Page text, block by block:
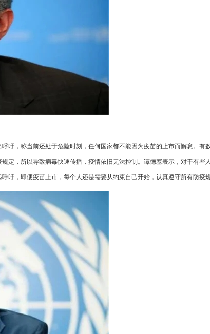
吁，称当前还处于危险时刻，任何国家都不能因为疫苗的上市而懈怠。有
定，所以导致病毒快速传播，疫情依旧无法控制。谭德塞表示，对于有
吁，即便疫苗上市，每个人还是需要从约束自己开始，认真遵守所有防疫规